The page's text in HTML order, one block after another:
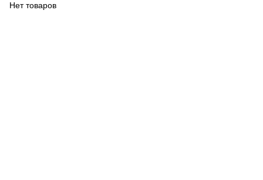
Нет товаров